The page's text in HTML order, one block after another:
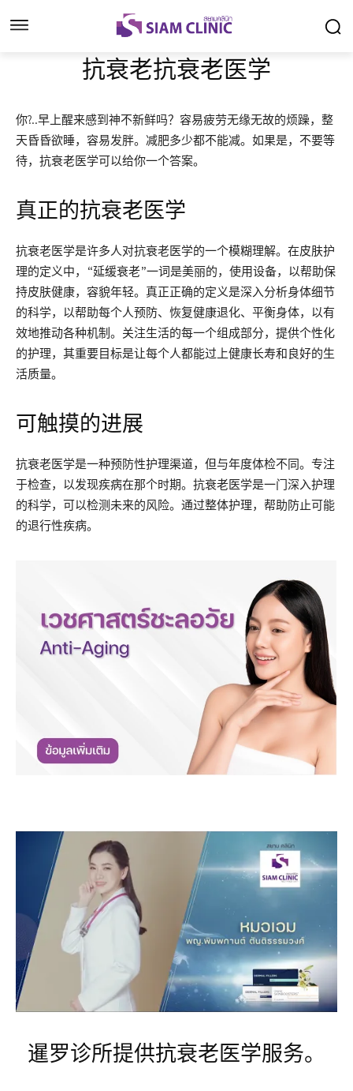
抗衰老抗衰老医学
你?..早上醒来感到神不新鲜吗？容易疲劳无缘无故的烦躁，整
天昏昏欲睡，容易发胖。减肥多少都不能减。如果是，不要等
待，抗衰老医学可以给你一个答案。
真正的抗衰老医学
抗衰老医学是许多人对抗衰老医学的一个模糊理解。在皮肤护
理的定义中，“延缓衰老”一词是美丽的，使用设备，以帮助保
持皮肤健康，容貌年轻。真正正确的定义是深入分析身体细节
的科学，以帮助每个人预防、恢复健康退化、平衡身体，以有
效地推动各种机制。关注生活的每一个组成部分，提供个性化
的护理，其重要目标是让每个人都能过上健康长寿和良好的生
活质量。
可触摸的进展
抗衰老医学是一种预防性护理渠道，但与年度体检不同。专注
于检查，以发现疾病在那个时期。抗衰老医学是一门深入护理
的科学，可以检测未来的风险。通过整体护理，帮助防止可能
的退行性疾病。
暹罗诊所提供抗衰老医学服务。